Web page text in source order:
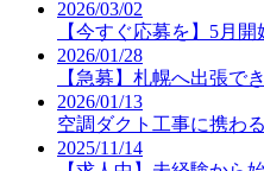
2026/03/02
【今すぐ応募を】5月
2026/01/28
【急募】札幌へ出張で
2026/01/13
空調ダクト工事に携わ
2025/11/14